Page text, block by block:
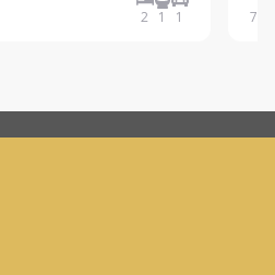
de Florianópoli
2 1 1
e
71